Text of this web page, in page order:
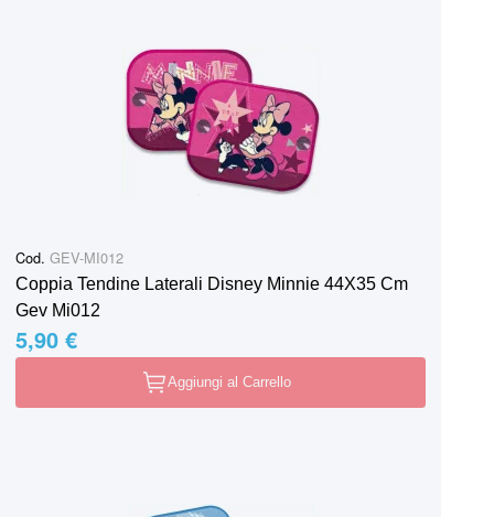
Cod. GEV-MI012
Coppia Tendine Laterali Disney Minnie 44X35 Cm
Gev Mi012
5,90 €
Aggiungi al Carrello